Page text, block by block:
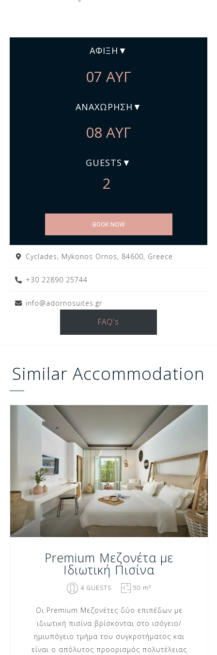
ΆΦΙΞΗ
ΑΝΑΧΏΡΗΣΗ
GUESTS
BOOK NOW
Cyclades, Mykonos Ornos, 84600, Greece
+30 22890 25744
info@adornosuites.gr
FAQ's
Similar Accommodation
Premium Μεζονέτα με
Ιδιωτική Πισίνα
4 GUESTS 50 m²
Οι Premium Μεζονέτες δύο επιπέδων με
ιδιωτική πισίνα βρίσκονται στο ισόγειο/
ημιυπόγειο τμήμα του συγκροτήματος και
είναι ο απόλυτος προορισμός πολυτέλειας